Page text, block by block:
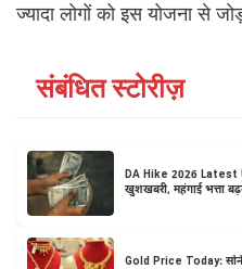
ज्यादा लोगों को इस योजना से
संबंधित स्टोरीज़
DA Hike 2026 Latest
खुशखबरी, महंगाई भत्ता
Gold Price Today: सोने